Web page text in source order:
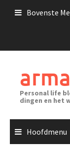
Bovenste
Personal life
dingen en het
Hoofdmenu